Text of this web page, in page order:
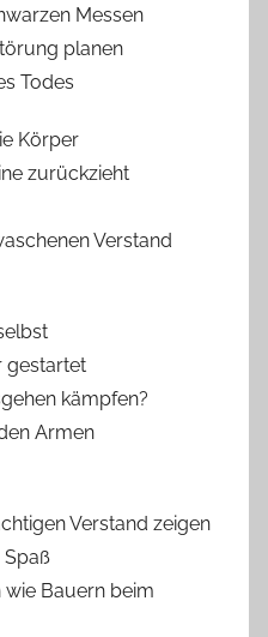
Messen
planen
Todes
Körper
zurückzieht
Verstand
gestartet
kämpfen?
Armen
Verstand zeigen
wie Bauern beim